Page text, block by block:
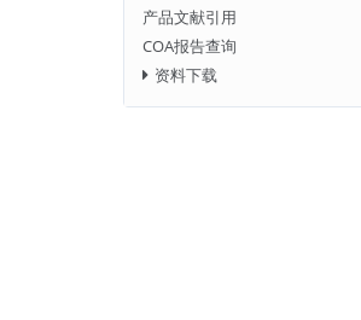
产品文献引用
COA报告查询
资料下载